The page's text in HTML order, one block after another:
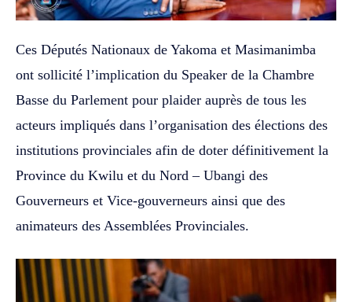
Ces Députés Nationaux de Yakoma et Masimanimba
ont sollicité l’implication du Speaker de la Chambre
Basse du Parlement pour plaider auprès de tous les
acteurs impliqués dans l’organisation des élections des
institutions provinciales afin de doter définitivement la
Province du Kwilu et du Nord – Ubangi des
Gouverneurs et Vice-gouverneurs ainsi que des
animateurs des Assemblées Provinciales.